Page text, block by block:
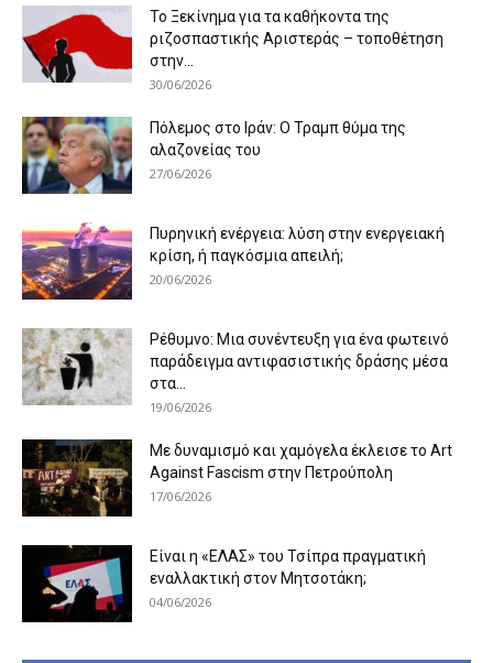
Το Ξεκίνημα για τα καθήκοντα της
ριζοσπαστικής Αριστεράς – τοποθέτηση
στην...
30/06/2026
Πόλεμος στο Ιράν: Ο Τραμπ θύμα της
αλαζονείας του
27/06/2026
Πυρηνική ενέργεια: λύση στην ενεργειακή
κρίση, ή παγκόσμια απειλή;
20/06/2026
Ρέθυμνο: Μια συνέντευξη για ένα φωτεινό
παράδειγμα αντιφασιστικής δράσης μέσα
στα...
19/06/2026
Με δυναμισμό και χαμόγελα έκλεισε το Art
Against Fascism στην Πετρούπολη
17/06/2026
Είναι η «ΕΛΑΣ» του Τσίπρα πραγματική
εναλλακτική στον Μητσοτάκη;
04/06/2026